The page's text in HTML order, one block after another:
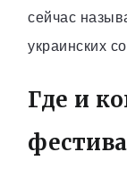
сейчас
украинских
Где и